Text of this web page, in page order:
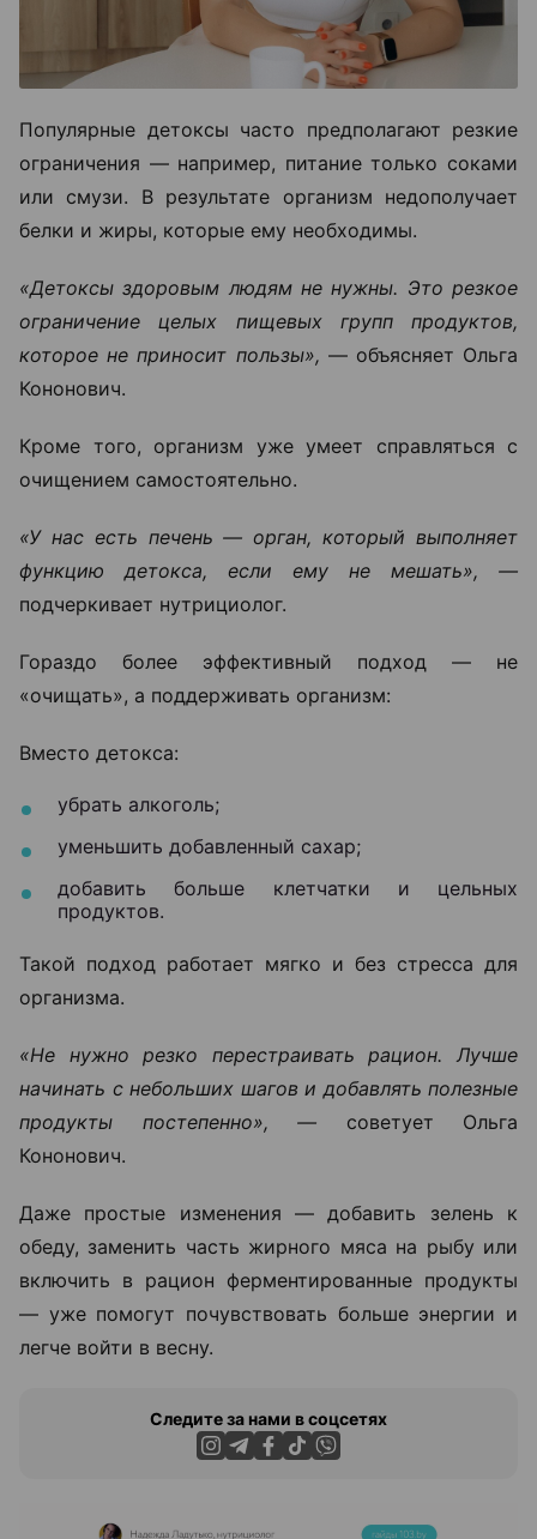
Популярные детоксы часто предполагают резкие
ограничения — например, питание только соками
или смузи. В результате организм недополучает
белки и жиры, которые ему необходимы.
«Детоксы здоровым людям не нужны. Это резкое
ограничение целых пищевых групп продуктов,
которое не приносит пользы», — объясняет Ольга
Кононович.
Кроме того, организм уже умеет справляться с
очищением самостоятельно.
«У нас есть печень — орган, который выполняет
функцию детокса, если ему не мешать», —
подчеркивает нутрициолог.
Гораздо более эффективный подход — не
«очищать», а поддерживать организм:
Вместо детокса:
убрать алкоголь;
уменьшить добавленный сахар;
добавить больше клетчатки и цельных
продуктов.
Такой подход работает мягко и без стресса для
организма.
«Не нужно резко перестраивать рацион. Лучше
начинать с небольших шагов и добавлять полезные
продукты постепенно», — советует Ольга
Кононович.
Даже простые изменения — добавить зелень к
обеду, заменить часть жирного мяса на рыбу или
включить в рацион ферментированные продукты
— уже помогут почувствовать больше энергии и
легче войти в весну.
Следите за нами в соцсетях